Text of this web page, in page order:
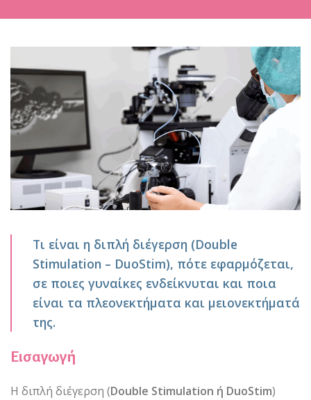
Τι είναι η διπλή διέγερση (Double
Stimulation – DuoStim), πότε εφαρμόζεται,
σε ποιες γυναίκες ενδείκνυται και ποια
είναι τα πλεονεκτήματα και μειονεκτήματά
της.
Εισαγωγή
Η διπλή διέγερση (Double Stimulation ή DuoStim)